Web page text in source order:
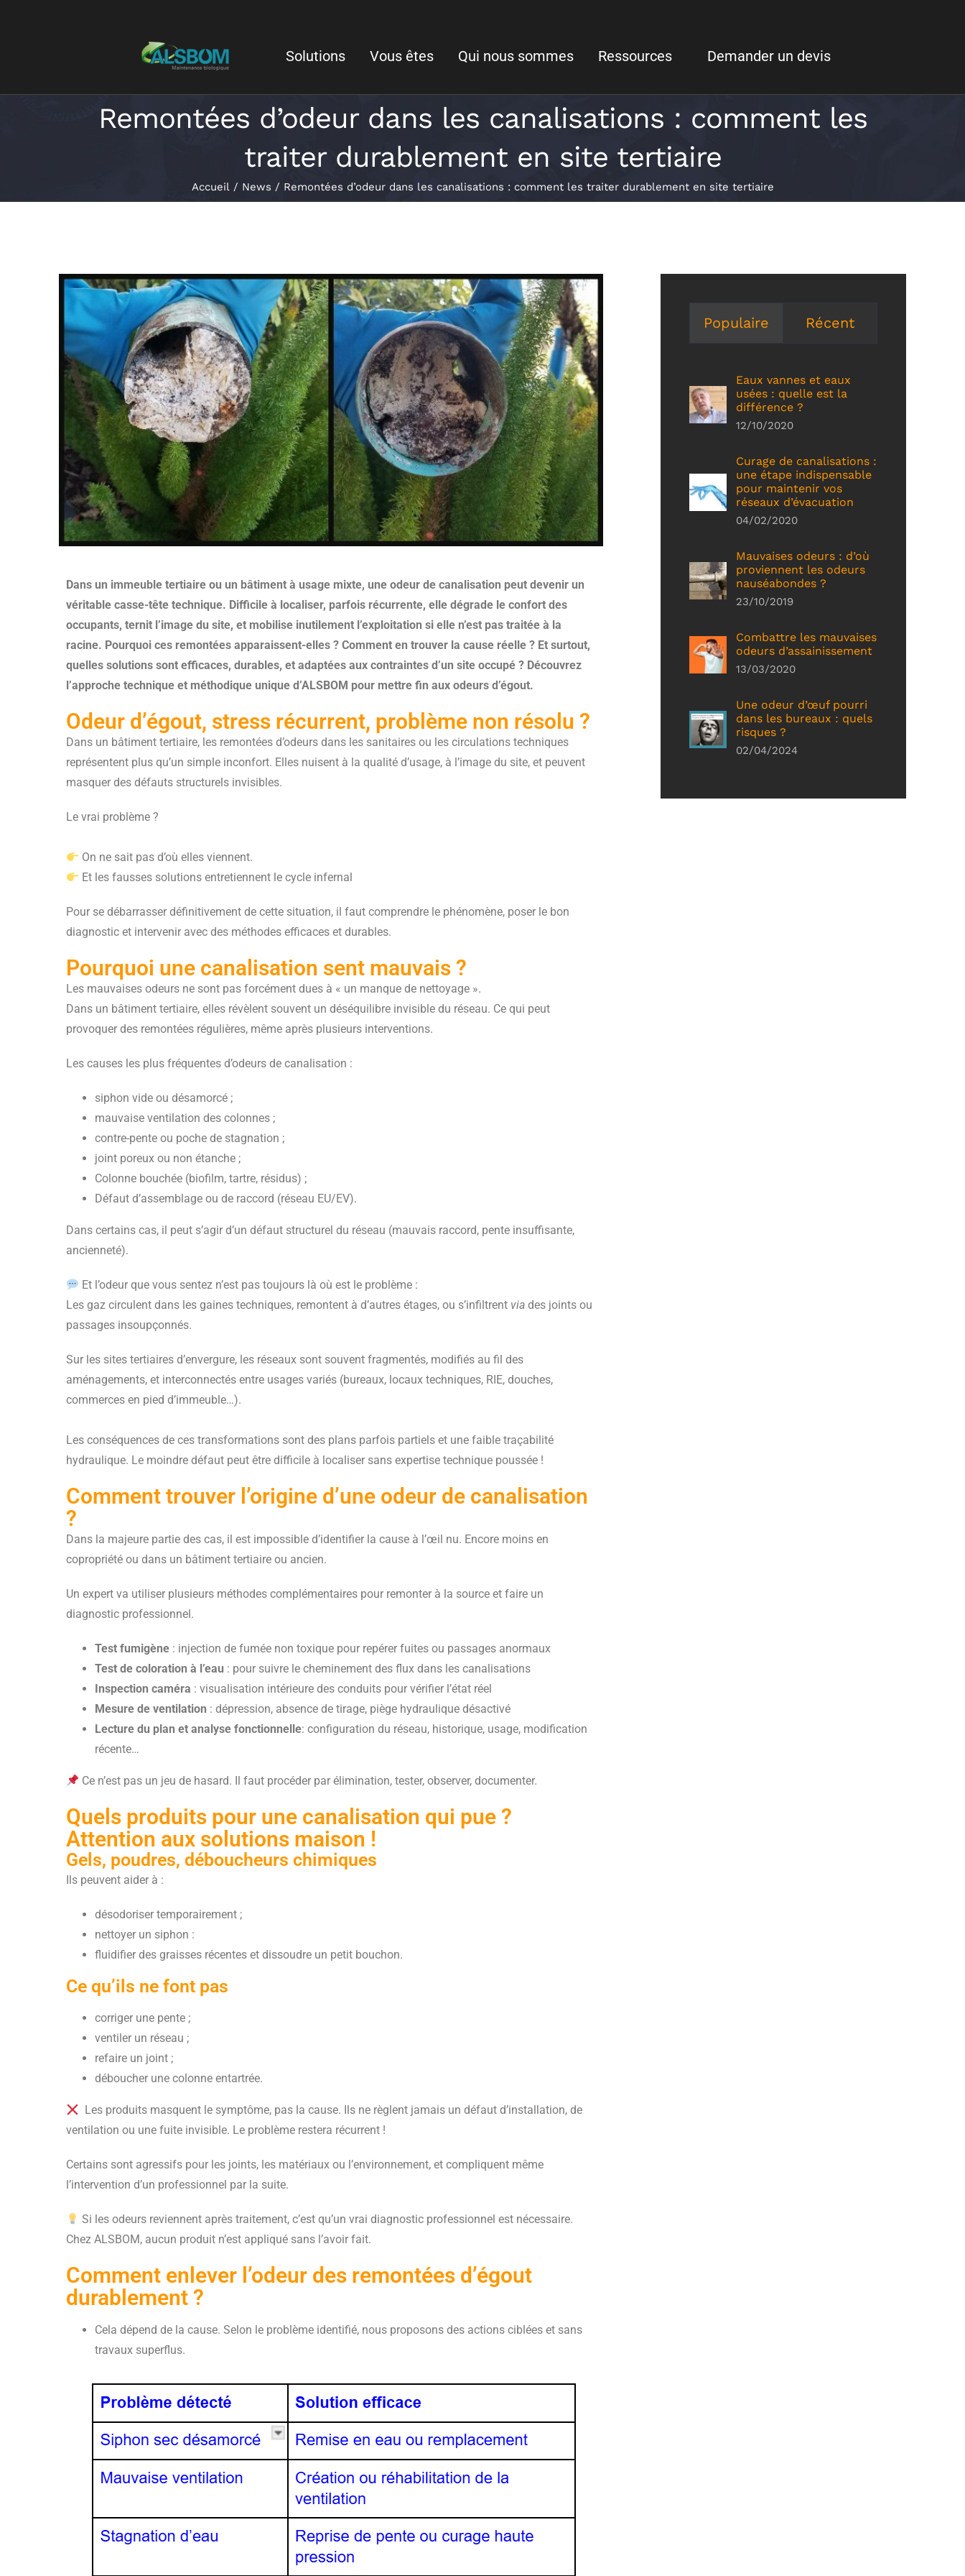
Solutions Vous êtes Qui nous sommes Ressources Demander un devis
Remontées d’odeur dans les canalisations : comment les
traiter durablement en site tertiaire​
Accueil News Remontées d’odeur dans les canalisations : comment les traiter durablement en site tertiaire​
Dans un immeuble tertiaire ou un bâtiment à usage mixte, une odeur de canalisation peut devenir un
véritable casse-tête technique. Difficile à localiser, parfois récurrente, elle dégrade le confort des
occupants, ternit l’image du site, et mobilise inutilement l’exploitation si elle n’est pas traitée à la
racine. Pourquoi ces remontées apparaissent-elles ? Comment en trouver la cause réelle ? Et surtout,
quelles solutions sont efficaces, durables, et adaptées aux contraintes d’un site occupé ? Découvrez
l’approche technique et méthodique unique d’ALSBOM pour mettre fin aux odeurs d’égout.
Odeur d’égout, stress récurrent, problème non résolu ?
Dans un bâtiment tertiaire, les remontées d’odeurs dans les sanitaires ou les circulations techniques
représentent plus qu’un simple inconfort. Elles nuisent à la qualité d’usage, à l’image du site, et peuvent
masquer des défauts structurels invisibles.
Le vrai problème ?
On ne sait pas d’où elles viennent.
Et les fausses solutions entretiennent le cycle infernal
Pour se débarrasser définitivement de cette situation, il faut comprendre le phénomène, poser le bon
diagnostic et intervenir avec des méthodes efficaces et durables.
Pourquoi une canalisation sent mauvais ?
Les mauvaises odeurs ne sont pas forcément dues à « un manque de nettoyage ».
Dans un bâtiment tertiaire, elles révèlent souvent un déséquilibre invisible du réseau. Ce qui peut
provoquer des remontées régulières, même après plusieurs interventions.
Les causes les plus fréquentes d’odeurs de canalisation :
siphon vide ou désamorcé ;
mauvaise ventilation des colonnes ;
contre-pente ou poche de stagnation ;
joint poreux ou non étanche ;
Colonne bouchée (biofilm, tartre, résidus) ;
Défaut d’assemblage ou de raccord (réseau EU/EV).
Dans certains cas, il peut s’agir d’un défaut structurel du réseau (mauvais raccord, pente insuffisante,
ancienneté).
Et l’odeur que vous sentez n’est pas toujours là où est le problème :
Les gaz circulent dans les gaines techniques, remontent à d’autres étages, ou s’infiltrent via des joints ou
passages insoupçonnés.
Sur les sites tertiaires d’envergure, les réseaux sont souvent fragmentés, modifiés au fil des
aménagements, et interconnectés entre usages variés (bureaux, locaux techniques, RIE, douches,
commerces en pied d’immeuble…).
Les conséquences de ces transformations sont des plans parfois partiels et une faible traçabilité
hydraulique. Le moindre défaut peut être difficile à localiser sans expertise technique poussée !
Comment trouver l’origine d’une odeur de canalisation
?
Dans la majeure partie des cas, il est impossible d’identifier la cause à l’œil nu. Encore moins en
copropriété ou dans un bâtiment tertiaire ou ancien.
Un expert va utiliser plusieurs méthodes complémentaires pour remonter à la source et faire un
diagnostic professionnel.
Test fumigène : injection de fumée non toxique pour repérer fuites ou passages anormaux
Test de coloration à l’eau : pour suivre le cheminement des flux dans les canalisations
Inspection caméra : visualisation intérieure des conduits pour vérifier l’état réel
Mesure de ventilation : dépression, absence de tirage, piège hydraulique désactivé
Lecture du plan et analyse fonctionnelle: configuration du réseau, historique, usage, modification
récente…
Ce n’est pas un jeu de hasard. Il faut procéder par élimination, tester, observer, documenter.
Quels produits pour une canalisation qui pue ?
Attention aux solutions maison !
Gels, poudres, déboucheurs chimiques
Ils peuvent aider à :
désodoriser temporairement ;
nettoyer un siphon :
fluidifier des graisses récentes et dissoudre un petit bouchon.
Ce qu’ils ne font pas
corriger une pente ;
ventiler un réseau ;
refaire un joint ;
déboucher une colonne entartrée.
Les produits masquent le symptôme, pas la cause. Ils ne règlent jamais un défaut d’installation, de
ventilation ou une fuite invisible. Le problème restera récurrent !
Certains sont agressifs pour les joints, les matériaux ou l’environnement, et compliquent même
l’intervention d’un professionnel par la suite.
Si les odeurs reviennent après traitement, c’est qu’un vrai diagnostic professionnel est nécessaire.
Chez ALSBOM, aucun produit n’est appliqué sans l’avoir fait.
Comment enlever l’odeur des remontées d’égout
durablement ?
Cela dépend de la cause. Selon le problème identifié, nous proposons des actions ciblées et sans
travaux superflus.
Populaire Récent
Eaux vannes et eaux
usées : quelle est la
différence ?
12/10/2020
Curage de canalisations :
une étape indispensable
pour maintenir vos
réseaux d’évacuation
04/02/2020
Mauvaises odeurs : d’où
proviennent les odeurs
nauséabondes ?
23/10/2019
Combattre les mauvaises
odeurs d’assainissement
13/03/2020
Une odeur d’œuf pourri
dans les bureaux : quels
risques ?
02/04/2024